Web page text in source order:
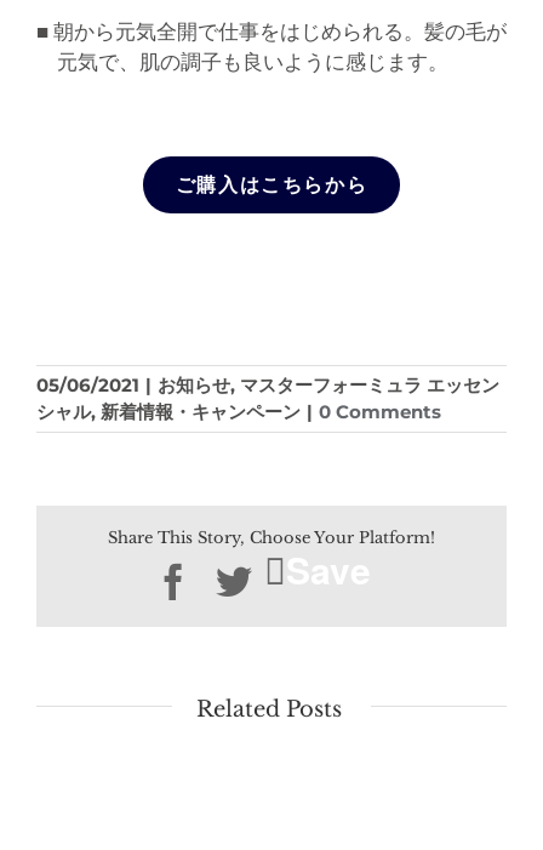
■ 朝から元気全開で仕事をはじめられる。髪の毛が
元気で、肌の調子も良いように感じます。
ご購入はこちらから
05/06/2021 | お知らせ, マスターフォーミュラ エッセン
シャル, 新着情報・キャンペーン | 0 Comments
Share This Story, Choose Your Platform!
Facebook
Twitter
Related Posts